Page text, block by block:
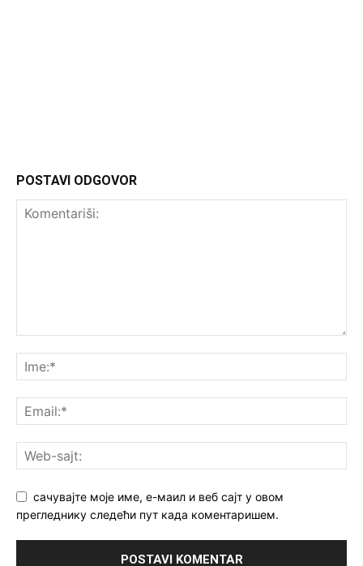
POSTAVI ODGOVOR
сачувајте моје име, е-маил и веб сајт у овом
прегледнику следећи пут када коментаришем.